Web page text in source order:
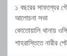
১ বছরের সাফল্যের
আলোচনা সভা
কোতোয়ালি থানায়
শাহরাস্তিতে নারীর